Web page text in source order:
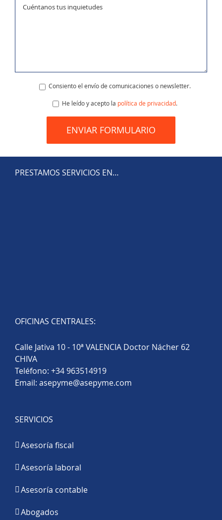
Consiento el envío de comunicaciones o newsletter.
He leído y acepto la política de privacidad.
PRESTAMOS SERVICIOS EN…
OFICINAS CENTRALES:
Calle Jativa 10 - 10ª VALENCIA Doctor Nácher 62
CHIVA
Teléfono: +34 963514919
Email: asepyme@asepyme.com
SERVICIOS
Asesoría fiscal
Asesoría laboral
Asesoría contable
Abogados